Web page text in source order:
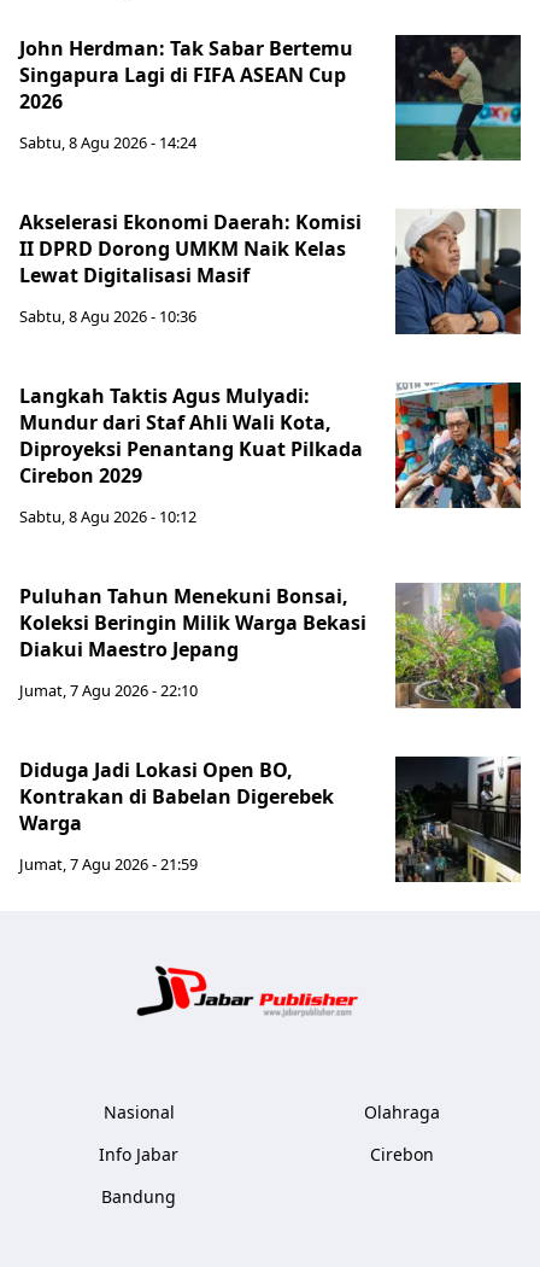
John Herdman: Tak Sabar Bertemu
Singapura Lagi di FIFA ASEAN Cup
2026
Sabtu, 8 Agu 2026 - 14:24
Akselerasi Ekonomi Daerah: Komisi
II DPRD Dorong UMKM Naik Kelas
Lewat Digitalisasi Masif
Sabtu, 8 Agu 2026 - 10:36
Langkah Taktis Agus Mulyadi:
Mundur dari Staf Ahli Wali Kota,
Diproyeksi Penantang Kuat Pilkada
Cirebon 2029
Sabtu, 8 Agu 2026 - 10:12
Puluhan Tahun Menekuni Bonsai,
Koleksi Beringin Milik Warga Bekasi
Diakui Maestro Jepang
Jumat, 7 Agu 2026 - 22:10
Diduga Jadi Lokasi Open BO,
Kontrakan di Babelan Digerebek
Warga
Jumat, 7 Agu 2026 - 21:59
Nasional
Info Jabar
Bandung
Olahraga
Cirebon